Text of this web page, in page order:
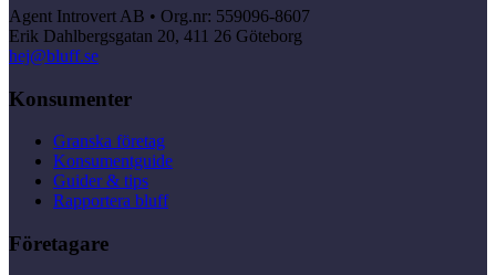
Agent Introvert AB • Org.nr: 559096-8607
Erik Dahlbergsgatan 20, 411 26 Göteborg
hej@bluff.se
Konsumenter
Granska företag
Konsumentguide
Guider & tips
Rapportera bluff
Företagare